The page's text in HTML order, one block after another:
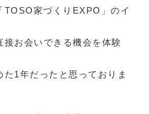
TOSO家づくりEXPO」のイ
お会いできる機会を体験
1年だったと思っておりま